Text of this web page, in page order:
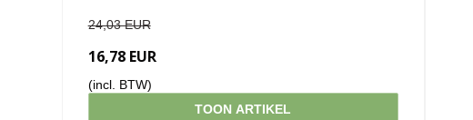
24,03 EUR
16,78 EUR
(incl. BTW)
TOON ARTIKEL